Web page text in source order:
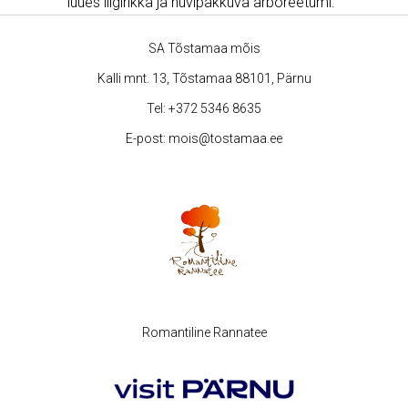
SA Tõstamaa mõis
Kalli mnt. 13, Tõstamaa 88101, Pärnu
Tel: +372 5346 8635
E-post: mois@tostamaa.ee
Romantiline Rannatee